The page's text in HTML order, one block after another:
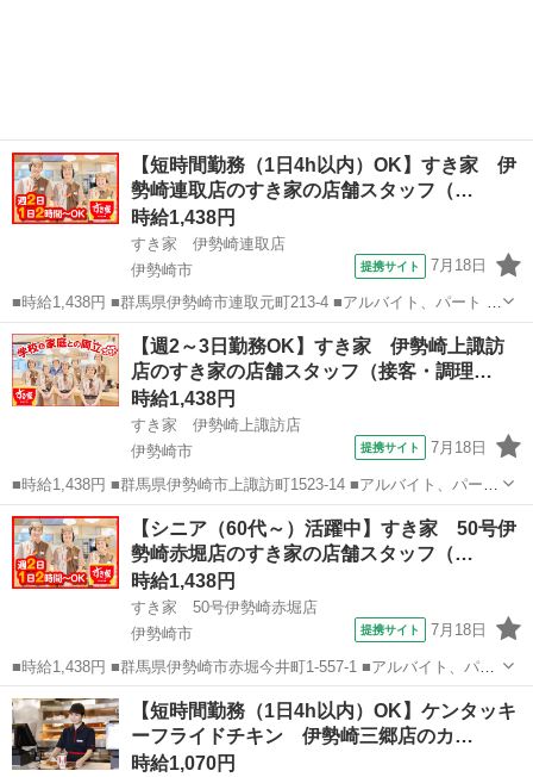
【短時間勤務（1日4h以内）OK】すき家 伊
勢崎連取店のすき家の店舗スタッフ（…
時給1,438円
すき家 伊勢崎連取店
伊勢崎市
提携サイト 7月18日
■時給1,438円 ■群馬県伊勢崎市連取元町213-4 ■アルバイト、パート ■
履歴書不要、未経験歓迎、大学生歓迎、主婦・主夫歓迎、フリーター
歓迎、ミドル（40代～）活躍中、エルダー（50代～）活躍中、シニア
（60代～）活躍...
群馬 伊勢崎市 ファーストフード
【週2～3日勤務OK】すき家 伊勢崎上諏訪
店のすき家の店舗スタッフ（接客・調理…
時給1,438円
すき家 伊勢崎上諏訪店
伊勢崎市
提携サイト 7月18日
■時給1,438円 ■群馬県伊勢崎市上諏訪町1523-14 ■アルバイト、パート
■履歴書不要、未経験歓迎、大学生歓迎、主婦・主夫歓迎、フリーター
歓迎、ミドル（40代～）活躍中、エルダー（50代～）活躍中、シニア
（60代～）...
群馬 伊勢崎市 ファーストフード
【シニア（60代～）活躍中】すき家 50号伊
勢崎赤堀店のすき家の店舗スタッフ（…
時給1,438円
すき家 50号伊勢崎赤堀店
伊勢崎市
提携サイト 7月18日
■時給1,438円 ■群馬県伊勢崎市赤堀今井町1-557-1 ■アルバイト、パー
ト ■履歴書不要、未経験歓迎、大学生歓迎、主婦・主夫歓迎、フリー
ター歓迎、ミドル（40代～）活躍中、エルダー（50代～）活躍中、シ
ニア（60代～...
群馬 伊勢崎市 ファーストフード
【短時間勤務（1日4h以内）OK】ケンタッキ
ーフライドチキン 伊勢崎三郷店のカ…
時給1,070円